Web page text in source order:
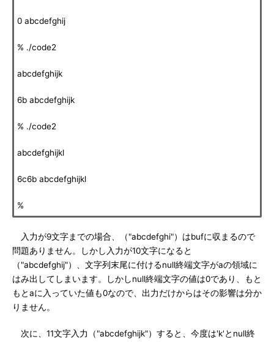
0 abcdefghij
% ./code2
abcdefghijk
6b abcdefghijk
% ./code2
abcdefghijkl
6c6b abcdefghijkl
%
入力が9文字までの場合、（"abcdefghi"）はbufに収まるので
問題ありません。しかし入力が10文字になると
（"abcdefghij"）、文字列末尾に付けるnull終端文字がaの領域に
はみ出してしまいます。しかしnull終端文字の値は0であり、もと
もとaに入っていた値も0なので、出力だけからはその影響は分か
りません。
次に、11文字入力（"abcdefghijk"）すると、今度は'k'とnull終